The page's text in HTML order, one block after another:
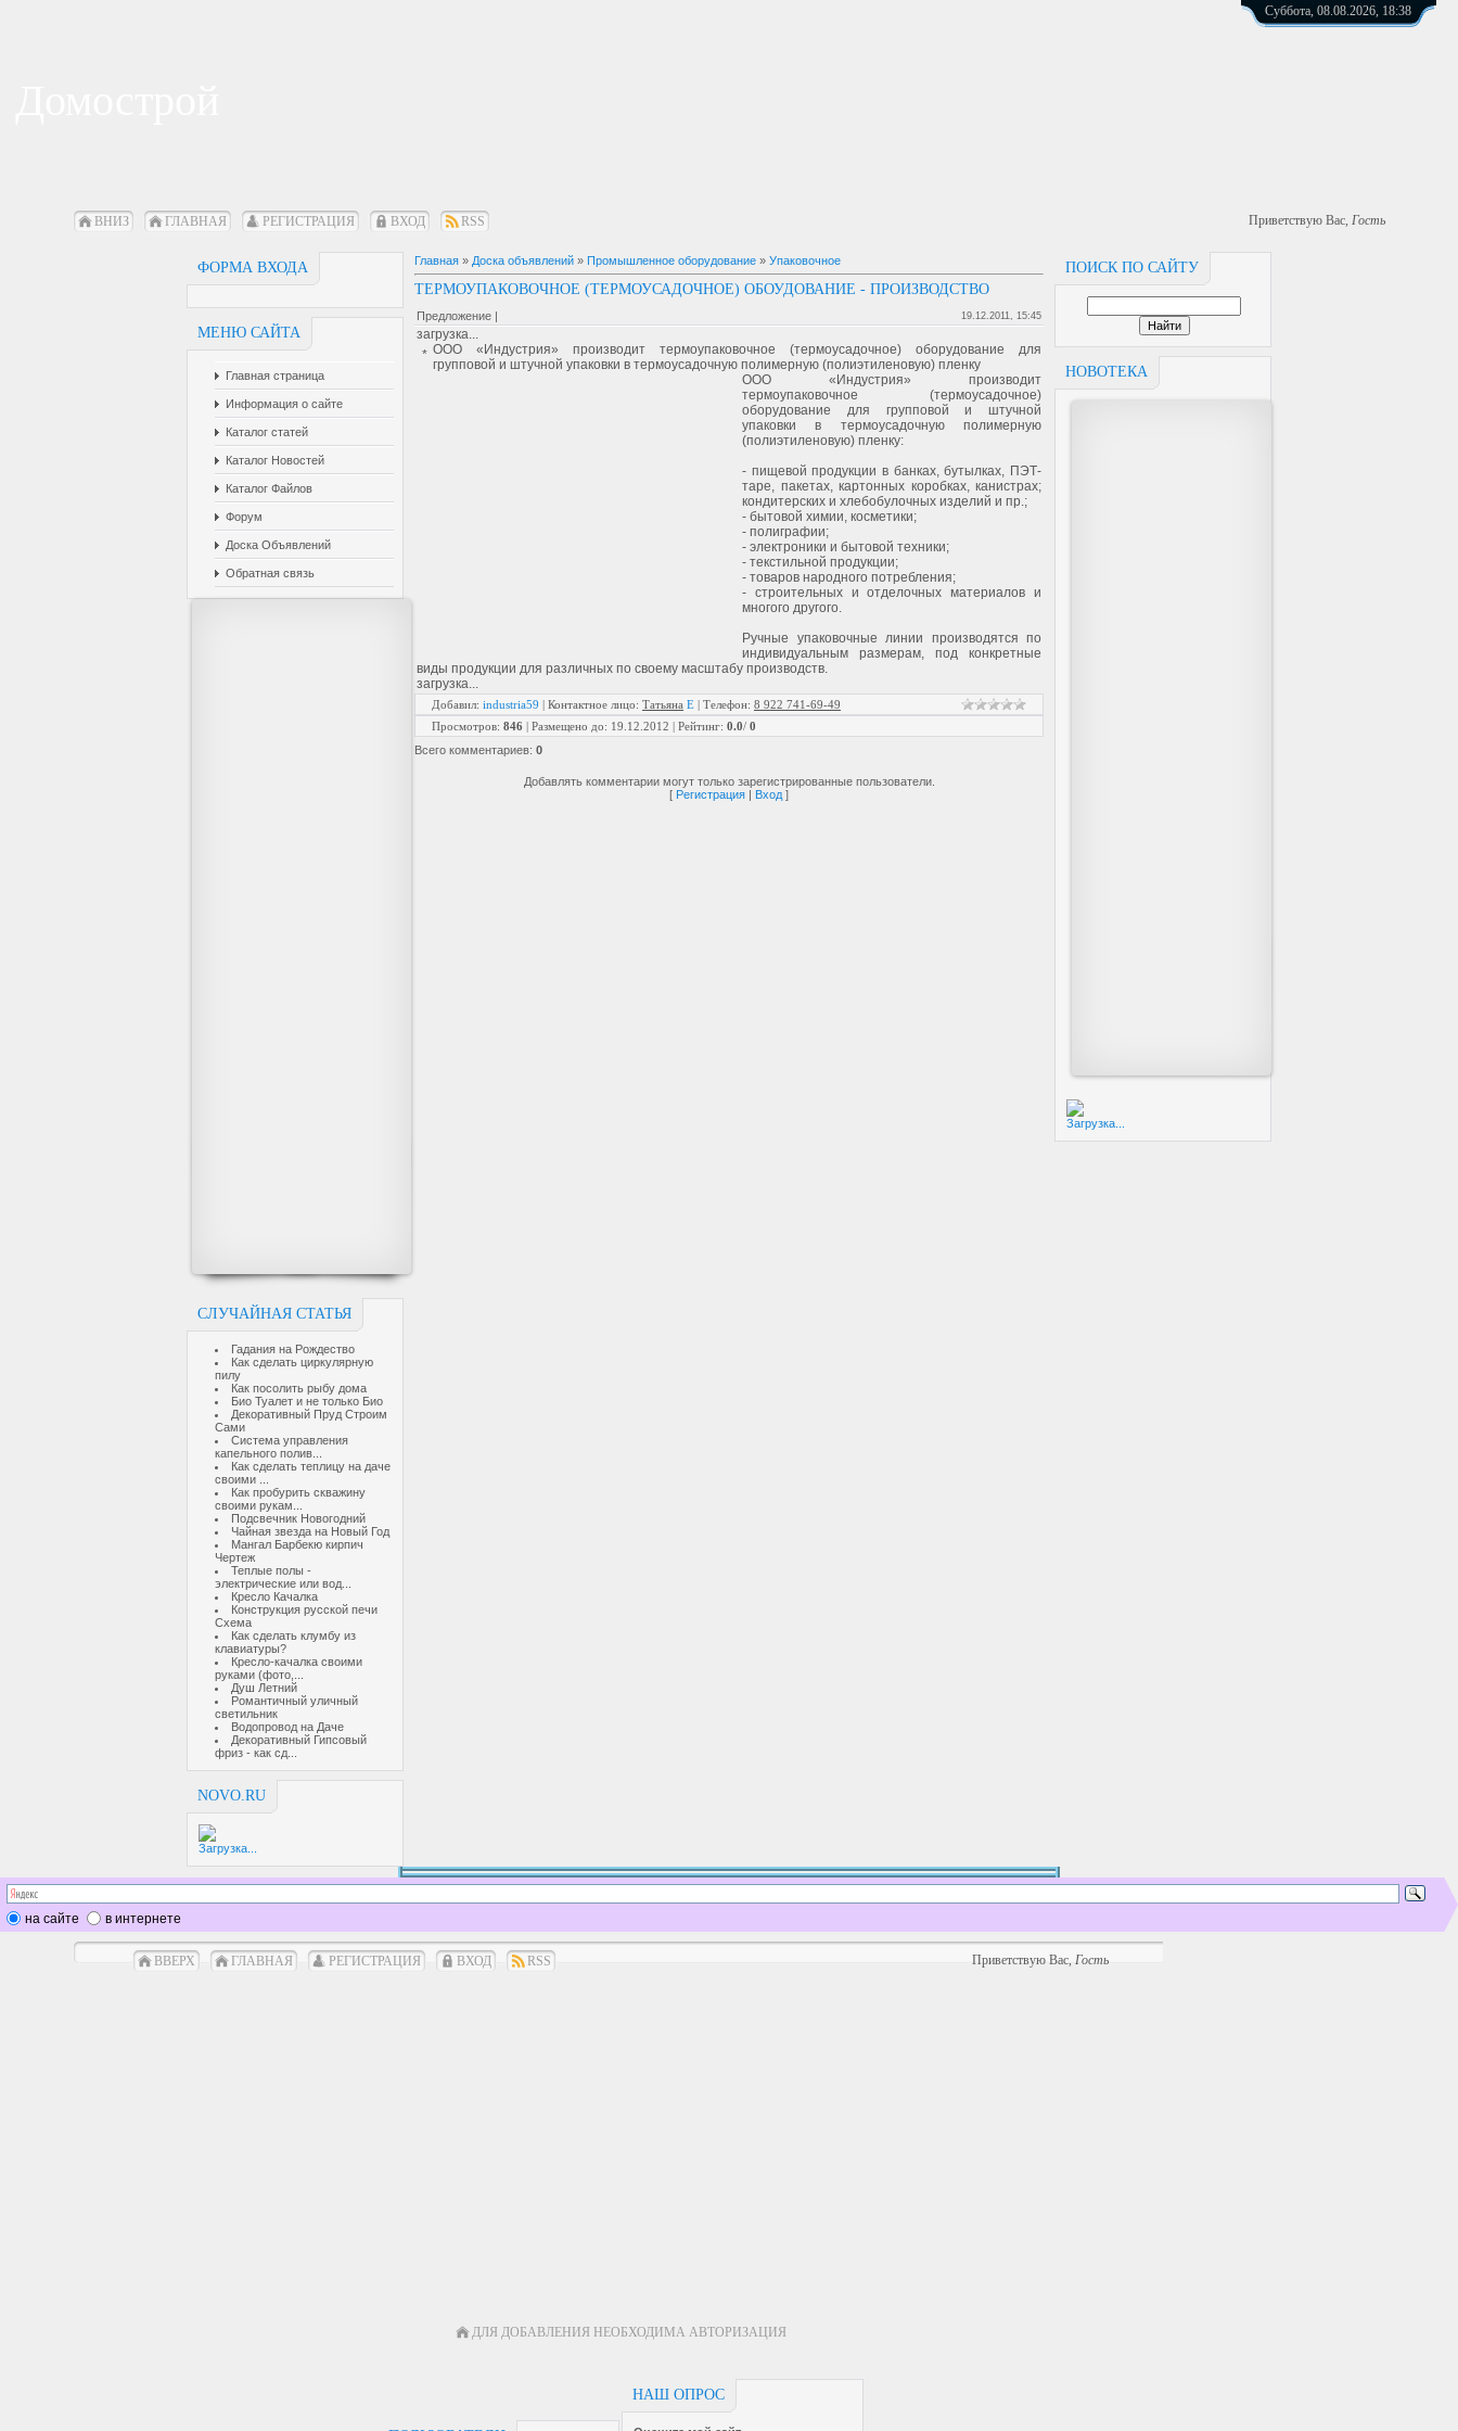
Суббота, 08.08.2026, 18:38
ВНИЗ ГЛАВНАЯ РЕГИСТРАЦИЯ ВХОД RSS Приветствую Вас, Гость
ФОРМА ВХОДА
МЕНЮ САЙТА
Главная страница
Информация о сайте
Каталог статей
Каталог Новостей
Каталог Файлов
Форум
Доска Объявлений
Обратная связь
СЛУЧАЙНАЯ СТАТЬЯ
Гадания на Рождество
Как сделать циркулярную
пилу
Как посолить рыбу дома
Био Туалет и не только Био
Декоративный Пруд Строим
Сами
Система управления
капельного полив...
Как сделать теплицу на даче
своими ...
Как пробурить скважину
своими рукам...
Подсвечник Новогодний
Чайная звезда на Новый Год
Мангал Барбекю кирпич
Чертеж
Теплые полы -
электрические или вод...
Кресло Качалка
Конструкция русской печи
Схема
Как сделать клумбу из
клавиатуры?
Кресло-качалка своими
руками (фото,...
Душ Летний
Романтичный уличный
светильник
Водопровод на Даче
Декоративный Гипсовый
фриз - как сд...
NOVO.RU
Загрузка...
ПОИСК ПО САЙТУ
НОВОТЕКА
Загрузка...
Главная » Доска объявлений » Промышленное оборудование » Упаковочное
ТЕРМОУПАКОВОЧНОЕ (ТЕРМОУСАДОЧНОЕ) ОБОУДОВАНИЕ - ПРОИЗВОДСТВО
Предложение | 19.12.2011, 15:45
загрузка...
* ООО «Индустрия» производит термоупаковочное (термоусадочное) оборудование для
групповой и штучной упаковки в термоусадочную полимерную (полиэтиленовую) пленку
ООО «Индустрия» производит
термоупаковочное (термоусадочное)
оборудование для групповой и штучной
упаковки в термоусадочную полимерную
(полиэтиленовую) пленку:
- пищевой продукции в банках, бутылках, ПЭТ-
таре, пакетах, картонных коробках, канистрах;
кондитерских и хлебобулочных изделий и пр.;
- бытовой химии, косметики;
- полиграфии;
- электроники и бытовой техники;
- текстильной продукции;
- товаров народного потребления;
- строительных и отделочных материалов и
многого другого.
Ручные упаковочные линии производятся по
индивидуальным размерам, под конкретные
виды продукции для различных по своему масштабу производств.
загрузка...
Добавил: industria59 | Контактное лицо: Татьяна E | Телефон: 8 922 741-69-49
Просмотров: 846 | Размещено до: 19.12.2012 | Рейтинг: 0.0/ 0
Всего комментариев: 0
Добавлять комментарии могут только зарегистрированные пользователи.
[ Регистрация | Вход ]
на сайте в интернете
ВВЕРХ ГЛАВНАЯ РЕГИСТРАЦИЯ ВХОД RSS Приветствую Вас,Гость
ДЛЯ ДОБАВЛЕНИЯ НЕОБХОДИМА АВТОРИЗАЦИЯ
НАШ ОПРОС